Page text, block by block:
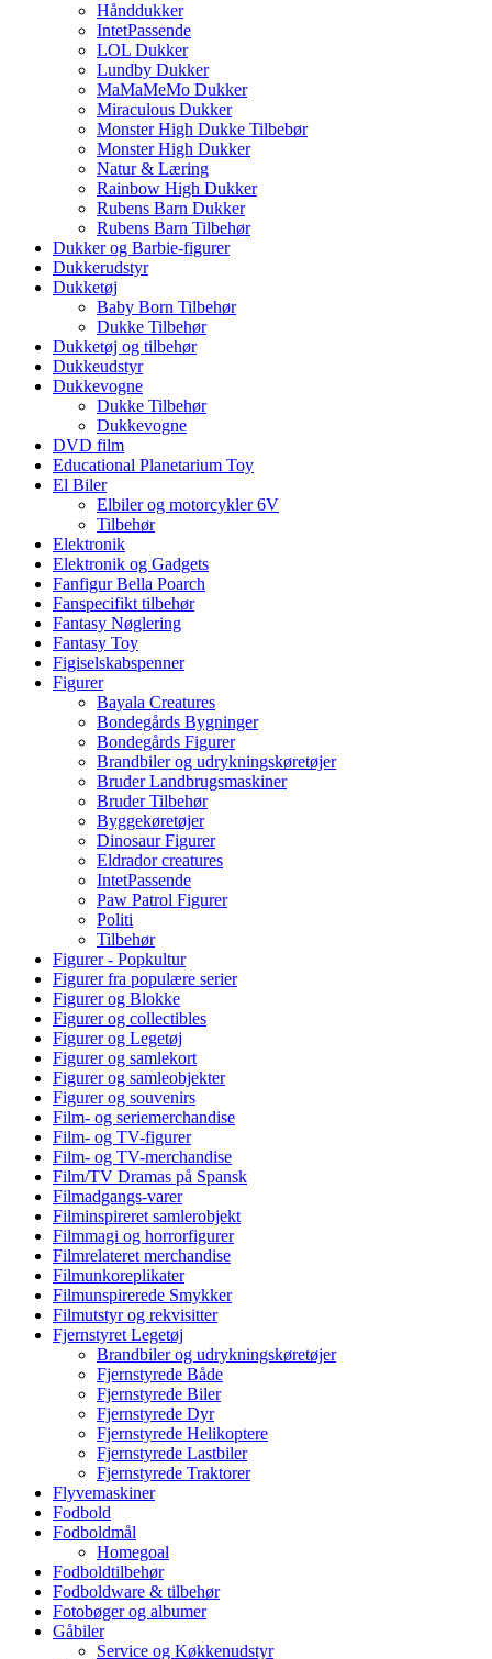
Hånddukker
IntetPassende
LOL Dukker
Lundby Dukker
MaMaMeMo Dukker
Miraculous Dukker
Monster High Dukke Tilbebør
Monster High Dukker
Natur & Læring
Rainbow High Dukker
Rubens Barn Dukker
Rubens Barn Tilbehør
Dukker og Barbie-figurer
Dukkerudstyr
Dukketøj
Baby Born Tilbehør
Dukke Tilbehør
Dukketøj og tilbehør
Dukkeudstyr
Dukkevogne
Dukke Tilbehør
Dukkevogne
DVD film
Educational Planetarium Toy
El Biler
Elbiler og motorcykler 6V
Tilbehør
Elektronik
Elektronik og Gadgets
Fanfigur Bella Poarch
Fanspecifikt tilbehør
Fantasy Nøglering
Fantasy Toy
Figiselskabspenner
Figurer
Bayala Creatures
Bondegårds Bygninger
Bondegårds Figurer
Brandbiler og udrykningskøretøjer
Bruder Landbrugsmaskiner
Bruder Tilbehør
Byggekøretøjer
Dinosaur Figurer
Eldrador creatures
IntetPassende
Paw Patrol Figurer
Politi
Tilbehør
Figurer - Popkultur
Figurer fra populære serier
Figurer og Blokke
Figurer og collectibles
Figurer og Legetøj
Figurer og samlekort
Figurer og samleobjekter
Figurer og souvenirs
Film- og seriemerchandise
Film- og TV-figurer
Film- og TV-merchandise
Film/TV Dramas på Spansk
Filmadgangs-varer
Filminspireret samlerobjekt
Filmmagi og horrorfigurer
Filmrelateret merchandise
Filmunkoreplikater
Filmunspirerede Smykker
Filmutstyr og rekvisitter
Fjernstyret Legetøj
Brandbiler og udrykningskøretøjer
Fjernstyrede Både
Fjernstyrede Biler
Fjernstyrede Dyr
Fjernstyrede Helikoptere
Fjernstyrede Lastbiler
Fjernstyrede Traktorer
Flyvemaskiner
Fodbold
Fodboldmål
Homegoal
Fodboldtilbehør
Fodboldware & tilbehør
Fotobøger og albumer
Gåbiler
Service og Køkkenudstyr